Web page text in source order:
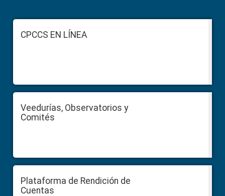
FooterCPCCS EN LÍNEA
Veedurías, Observatorios y
Comités
Plataforma de Rendición de
Cuentas